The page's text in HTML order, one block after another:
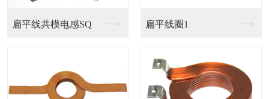
磁胶电感NR 叠层电感FCI